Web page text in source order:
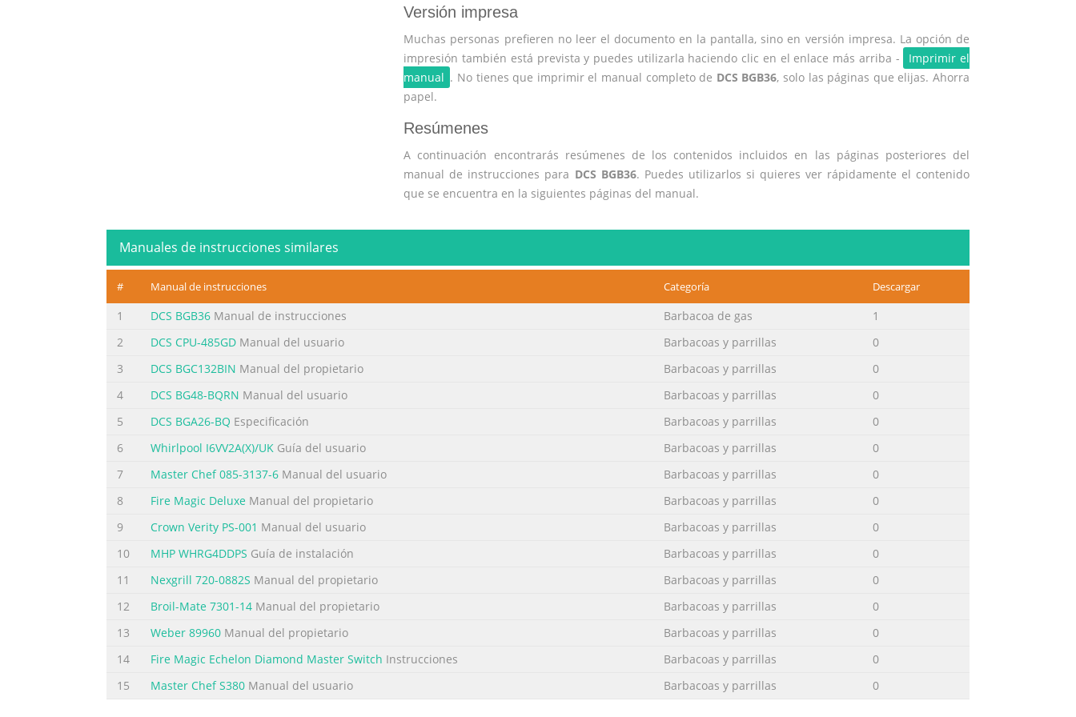
Versión impresa
Muchas personas prefieren no leer el documento en la pantalla, sino en versión impresa. La opción de
impresión también está prevista y puedes utilizarla haciendo clic en el enlace más arriba -
Imprimir el
manual . No tienes que imprimir el manual completo de DCS BGB36, solo las páginas que elijas. Ahorra
papel.
Resúmenes
A continuación encontrarás resúmenes de los contenidos incluidos en las páginas posteriores del
manual de instrucciones para DCS BGB36. Puedes utilizarlos si quieres ver rápidamente el contenido
que se encuentra en la siguientes páginas del manual.
Manuales de instrucciones similares
# Manual de instrucciones Categoría Descargar
1 DCS BGB36 Manual de instrucciones Barbacoa de gas
1
2
DCS CPU-485GD Manual del usuario Barbacoas y parrillas
0
3
DCS BGC132BIN Manual del propietario Barbacoas y parrillas
0
4
DCS BG48-BQRN Manual del usuario Barbacoas y parrillas
0
5
DCS BGA26-BQ Especificación Barbacoas y parrillas
0
6
Whirlpool I6VV2A(X)/UK Guía del usuario Barbacoas y parrillas
0
7
Master Chef 085-3137-6 Manual del usuario Barbacoas y parrillas
0
8
Fire Magic Deluxe Manual del propietario Barbacoas y parrillas
0
9
Crown Verity PS-001 Manual del usuario Barbacoas y parrillas
0
10
MHP WHRG4DDPS Guía de instalación Barbacoas y parrillas
0
11
Nexgrill 720-0882S Manual del propietario Barbacoas y parrillas
0
12
Broil-Mate 7301-14 Manual del propietario Barbacoas y parrillas
0
13
Weber 89960 Manual del propietario Barbacoas y parrillas
0
14
Fire Magic Echelon Diamond Master Switch Instrucciones Barbacoas y parrillas
0
15
Master Chef S380 Manual del usuario Barbacoas y parrillas 0